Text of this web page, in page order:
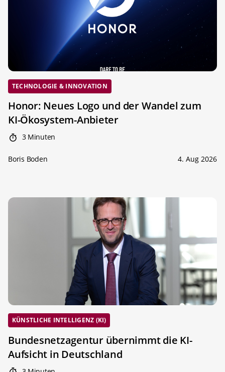
TECHNOLOGIE & INNOVATION
Honor: Neues Logo und der Wandel zum
KI-Ökosystem-Anbieter
3 Minuten
Boris Boden 4. Aug 2026
KÜNSTLICHE INTELLIGENZ (KI)
Bundesnetzagentur übernimmt die KI-
Aufsicht in Deutschland